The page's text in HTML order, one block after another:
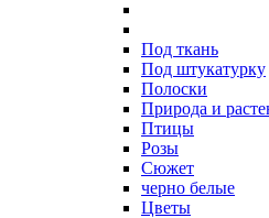
Под ткань
Под штукатурку
Полоски
Природа и
Птицы
Розы
Сюжет
черно белые
Цветы